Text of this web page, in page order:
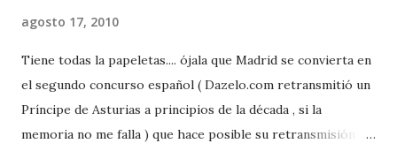
agosto 17, 2010
Tiene todas la papeletas.... ójala que Madrid se convierta en
el segundo concurso español ( Dazelo.com retransmitió un
Príncipe de Asturias a principios de la década , si la
memoria no me falla ) que hace posible su retransmisión via